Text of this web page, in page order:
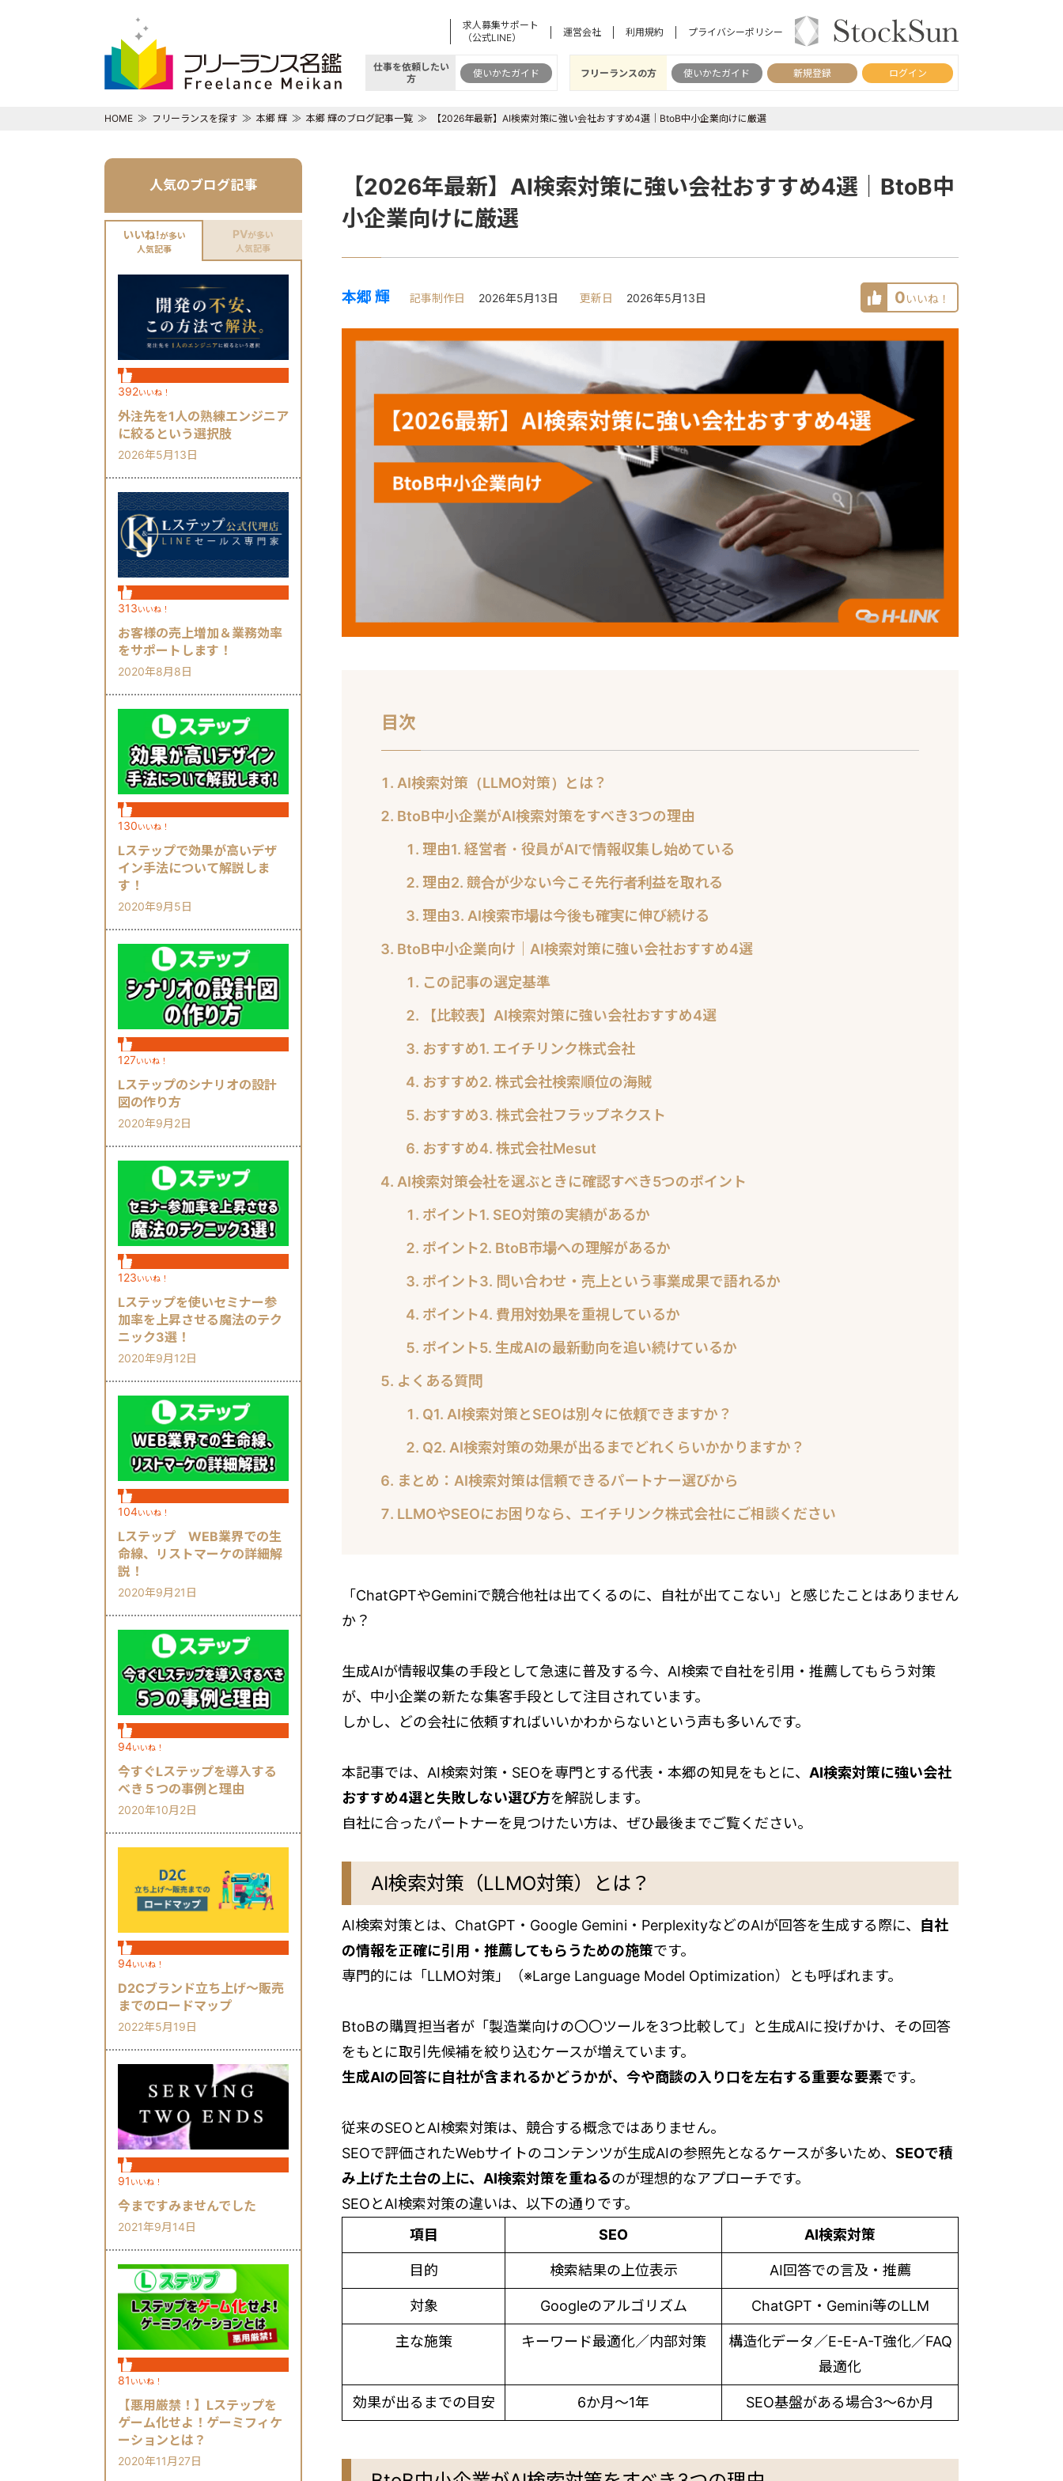
求人募集サポート
（公式LINE）
運営会社 利用規約 プライバシーポリシー
仕事を依頼したい
方
使いかたガイド フリーランスの方 使いかたガイド 新規登録 ログイン
HOME フリーランスを探す 本郷 輝 本郷 輝のブログ記事一覧 【2026年最新】AI検索対策に強い会社おすすめ4選｜BtoB中小企業向けに厳選
人気のブログ記事
いいね!が多い
人気記事
PVが多い
人気記事
392いいね！
外注先を1人の熟練エンジニア
に絞るという選択肢
2026年5月13日
313いいね！
お客様の売上増加＆業務効率
をサポートします！
2020年8月8日
130いいね！
Lステップで効果が高いデザ
イン手法について解説しま
す！
2020年9月5日
127いいね！
Lステップのシナリオの設計
図の作り方
2020年9月2日
123いいね！
Lステップを使いセミナー参
加率を上昇させる魔法のテク
ニック3選！
2020年9月12日
104いいね！
Lステップ WEB業界での生
命線、リストマーケの詳細解
説！
2020年9月21日
94いいね！
今すぐLステップを導入する
べき５つの事例と理由
2020年10月2日
94いいね！
D2Cブランド立ち上げ～販売
までのロードマップ
2022年5月19日
91 いいね！
今まですみませんでした
2021年9月14日
81 いいね！
【悪用厳禁！】Lステップを
ゲーム化せよ！ゲーミフィケ
ーションとは？
2020年11月27日
【2026年最新】AI検索対策に強い会社おすすめ4選｜BtoB中
小企業向けに厳選
本郷 輝 記事制作日 2026年5月13日 更新日 2026年5月13日 0いいね！
目次
AI検索対策（LLMO対策）とは？
BtoB中小企業がAI検索対策をすべき3つの理由
理由1. 経営者・役員がAIで情報収集し始めている
理由2. 競合が少ない今こそ先行者利益を取れる
理由3. AI検索市場は今後も確実に伸び続ける
BtoB中小企業向け｜AI検索対策に強い会社おすすめ4選
この記事の選定基準
【比較表】AI検索対策に強い会社おすすめ4選
おすすめ1. エイチリンク株式会社
おすすめ2. 株式会社検索順位の海賊
おすすめ3. 株式会社フラップネクスト
おすすめ4. 株式会社Mesut
AI検索対策会社を選ぶときに確認すべき5つのポイント
ポイント1. SEO対策の実績があるか
ポイント2. BtoB市場への理解があるか
ポイント3. 問い合わせ・売上という事業成果で語れるか
ポイント4. 費用対効果を重視しているか
ポイント5. 生成AIの最新動向を追い続けているか
よくある質問
Q1. AI検索対策とSEOは別々に依頼できますか？
Q2. AI検索対策の効果が出るまでどれくらいかかりますか？
まとめ：AI検索対策は信頼できるパートナー選びから
LLMOやSEOにお困りなら、エイチリンク株式会社にご相談ください
「ChatGPTやGeminiで競合他社は出てくるのに、自社が出てこない」と感じたことはありません
か？
生成AIが情報収集の手段として急速に普及する今、AI検索で自社を引用・推薦してもらう対策
が、中小企業の新たな集客手段として注目されています。
しかし、どの会社に依頼すればいいかわからないという声も多いんです。
本記事では、AI検索対策・SEOを専門とする代表・本郷の知見をもとに、 AI検索対策に強い会社
おすすめ4選と失敗しない選び方を解説します。
自社に合ったパートナーを見つけたい方は、ぜひ最後までご覧ください。
AI検索対策（LLMO対策）とは？
AI検索対策とは、ChatGPT・Google Gemini・PerplexityなどのAIが回答を生成する際に、 自社
の情報を正確に引用・推薦してもらうための施策です。
専門的には「LLMO対策」（※Large Language Model Optimization）とも呼ばれます。
BtoBの購買担当者が「製造業向けの〇〇ツールを3つ比較して」と生成AIに投げかけ、その回答
をもとに取引先候補を絞り込むケースが増えています。
生成AIの回答に自社が含まれるかどうかが、今や商談の入り口を左右する重要な要素です。
従来のSEOとAI検索対策は、競合する概念ではありません。
SEOで評価されたWebサイトのコンテンツが生成AIの参照先となるケースが多いため、 SEOで積
み上げた土台の上に、AI検索対策を重ねるのが理想的なアプローチです。
SEOとAI検索対策の違いは、以下の通りです。
項目
SEO AI検索対策
目的 検索結果の上位表示 AI回答での言及・推薦
対象 Googleのアルゴリズム ChatGPT・Gemini等のLLM
主な施策 キーワード最適化／内部対策
構造化データ／E-E-A-T強化／FAQ
最適化
効果が出るまでの目安 6か月〜1年 SEO基盤がある場合3〜6か月